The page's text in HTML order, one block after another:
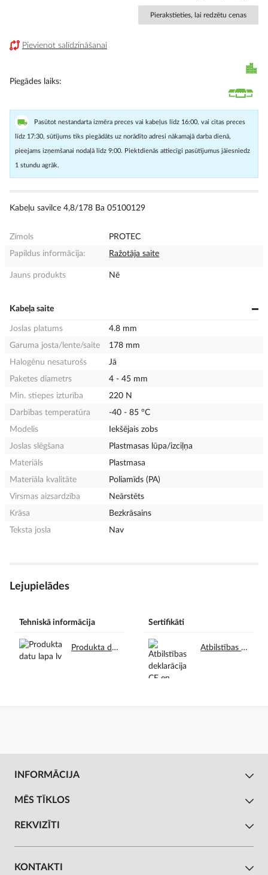
Pierakstieties, lai redzētu cenas
Pievienot salīdzināšanai
Piegādes laiks
Pasūtot nestandarta izmēra preces vai kabeļus līdz 16:00, vai citas preces
līdz 17:30, sūtījums tiks piegādāts uz norādīto adresi nākamajā darba dienā,
pieejams izņemšanai nodaļā līdz 9:00. Piektdienās attiecīgi pasūtījumus jāiesniedz
1 stundu agrāk.
Kabeļu savilce 4,8/178 Ba 05100129
Zīmols
PROTEC
Papildus informācija:
Ražotāja saite
Jauns produkts Nē
Kabeļa saite
Joslas platums
4.8 mm
Garuma josta/lente/saite
178 mm
Halogēnu nesaturošs
Jā
Paketes diametrs
4 - 45 mm
Min. stiepes izturība
220 N
Darbības temperatūra
-40 - 85 °C
Modelis
Iekšējais zobs
Joslas slēgšana
Plastmasas lūpa/izciļņa
Materiāls
Plastmasa
Materiāla kvalitāte
Poliamīds (PA)
Virsmas aizsardzība
Neārstēts
Krāsa
Bezkrāsains
Teksta josla
Nav
Lejupielādes
Tehniskā informācija
Produkta datu lapa lv.pdf
Sertifikāti
Atbilstības deklarācija CE en.pdf
INFORMĀCIJA
MĒS TĪKLOS
REKVIZĪTI
KONTAKTI